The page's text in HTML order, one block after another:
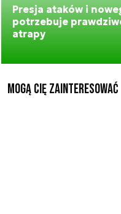
Presja ataków i
potrzebuje
atrapy
Mogą Cię zainteresować